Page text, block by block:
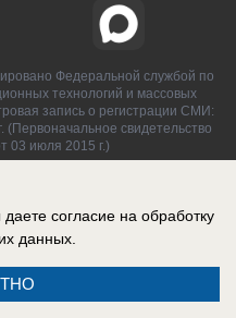
Федеральной службой по
технологий и массовых
запись о регистрации СМИ:
свидетельство
июля 2015 г.)
согласие на обработку
данных.